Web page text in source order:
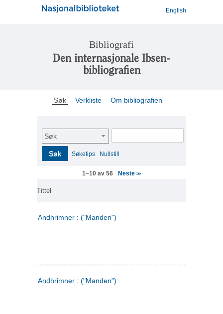
English
Bibliografi
Den internasjonale Ibsen-
bibliografien
Søk Verkliste Om bibliografien
Søk
Søk Søketips Nullstill
1–10 av 56 Neste>>
Tittel
Andhrimner : ("Manden")
Andhrimner : ("Manden")